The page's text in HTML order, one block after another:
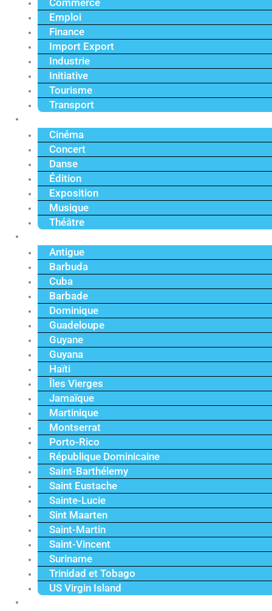
Commerce
Emploi
Finance
Import Export
Industrie
Initiative
Tourisme
Transport
Cinéma
Concert
Danse
Édition
Exposition
Musique
Théâtre
Antigue
Barbuda
Cuba
Barbade
Dominique
Guadeloupe
Guyane
Guyana
Haïti
Îles Vierges
Jamaïque
Martinique
Montserrat
Porto-Rico
République Dominicaine
Saint-Barthélemy
Saint Eustache
Sainte-Lucie
Sint Maarten
Saint-Martin
Saint-Vincent
Suriname
Trinidad et Tobago
US Virgin Island